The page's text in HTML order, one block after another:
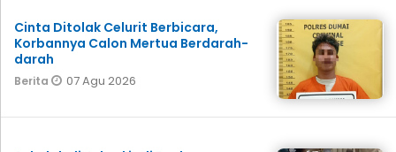
Cinta Ditolak Celurit Berbicara,
Korbannya Calon Mertua Berdarah-
darah
Berita 07 Agu 2026